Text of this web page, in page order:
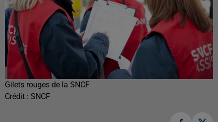
Gilets rouges de la SNCF
Crédit : SNCF